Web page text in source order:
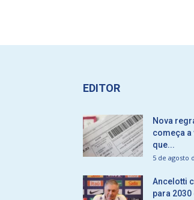
EDITOR
Nova
começa a
que...
5 de agosto
Ancelotti
para